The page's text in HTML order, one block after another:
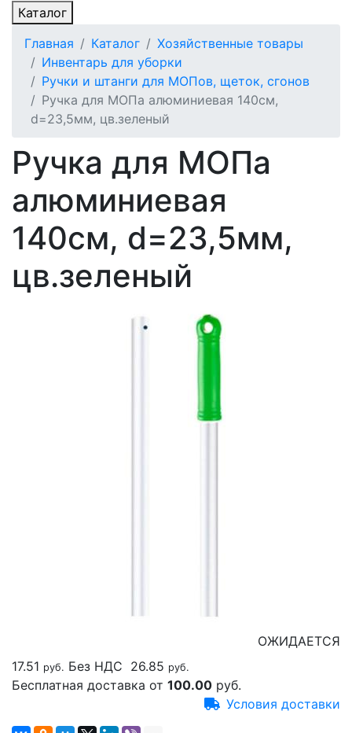
Каталог
Главная
Каталог
Хозяйственные товары
Инвентарь для уборки
Ручки и штанги для МОПов, щеток, сгонов
Ручка для МОПа алюминиевая 140см,
d=23,5мм, цв.зеленый
Ручка для МОПа
алюминиевая
140см, d=23,5мм,
цв.зеленый
ОЖИДАЕТСЯ
17.51 руб. Без НДС 26.85 руб.
Бесплатная доставка от 100.00 руб.
Условия доставки